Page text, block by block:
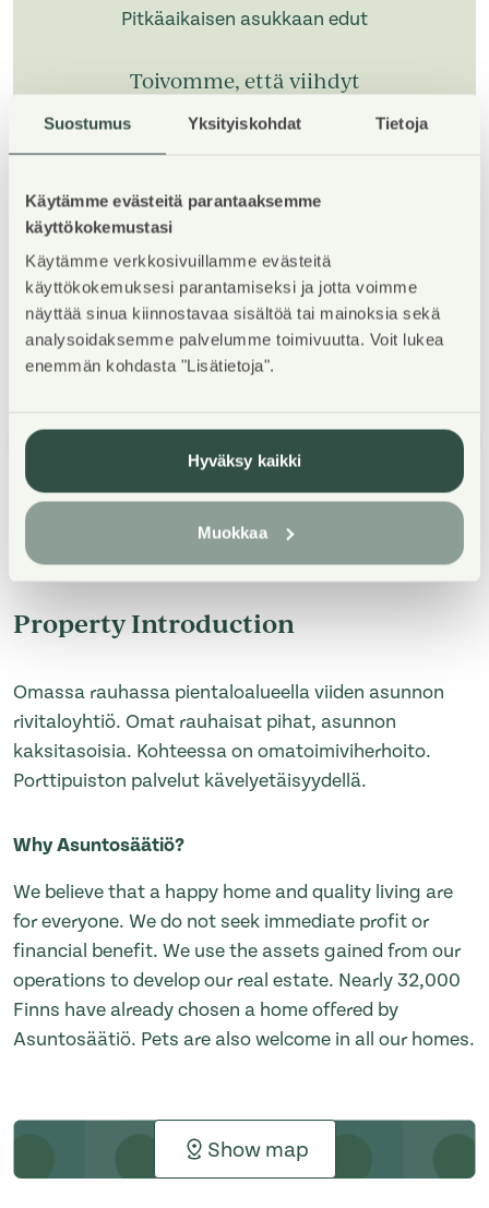
Suostumus Yksityiskohdat Tietoja
Käytämme evästeitä parantaaksemme
käyttökokemustasi
Käytämme verkkosivuillamme evästeitä
käyttökokemuksesi parantamiseksi ja jotta voimme
näyttää sinua kiinnostavaa sisältöä tai mainoksia sekä
analysoidaksemme palvelumme toimivuutta. Voit lukea
enemmän kohdasta "Lisätietoja".
Hyväksy kaikki
Muokkaa
Pitkäaikaisen asukkaan edut
Toivomme, että viihdyt
vuosikymmenestä toiseen. Tarjoamme
pitkäaikaisille asukkaillemme erilaisia
kiitoksena pitkäaikaisestä asumisesta.
Tutustu pitkäaikaisen asukkaan etuihin
Property Introduction
Omassa rauhassa pientaloalueella viiden asunnon
rivitaloyhtiö. Omat rauhaisat pihat, asunnon
kaksitasoisia. Kohteessa on omatoimiviherhoito.
Porttipuiston palvelut kävelyetäisyydellä.
Why Asuntosäätiö?
We believe that a happy home and quality living are
for everyone. We do not seek immediate profit or
financial benefit. We use the assets gained from our
operations to develop our real estate. Nearly 32,000
Finns have already chosen a home offered by
Asuntosäätiö. Pets are also welcome in all our homes.
Show map